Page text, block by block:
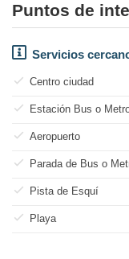
Puntos de
Servicios
Centro ciudad
Estación Bus o
Aeropuerto
Parada de Bus o
Pista de Esquí
Playa